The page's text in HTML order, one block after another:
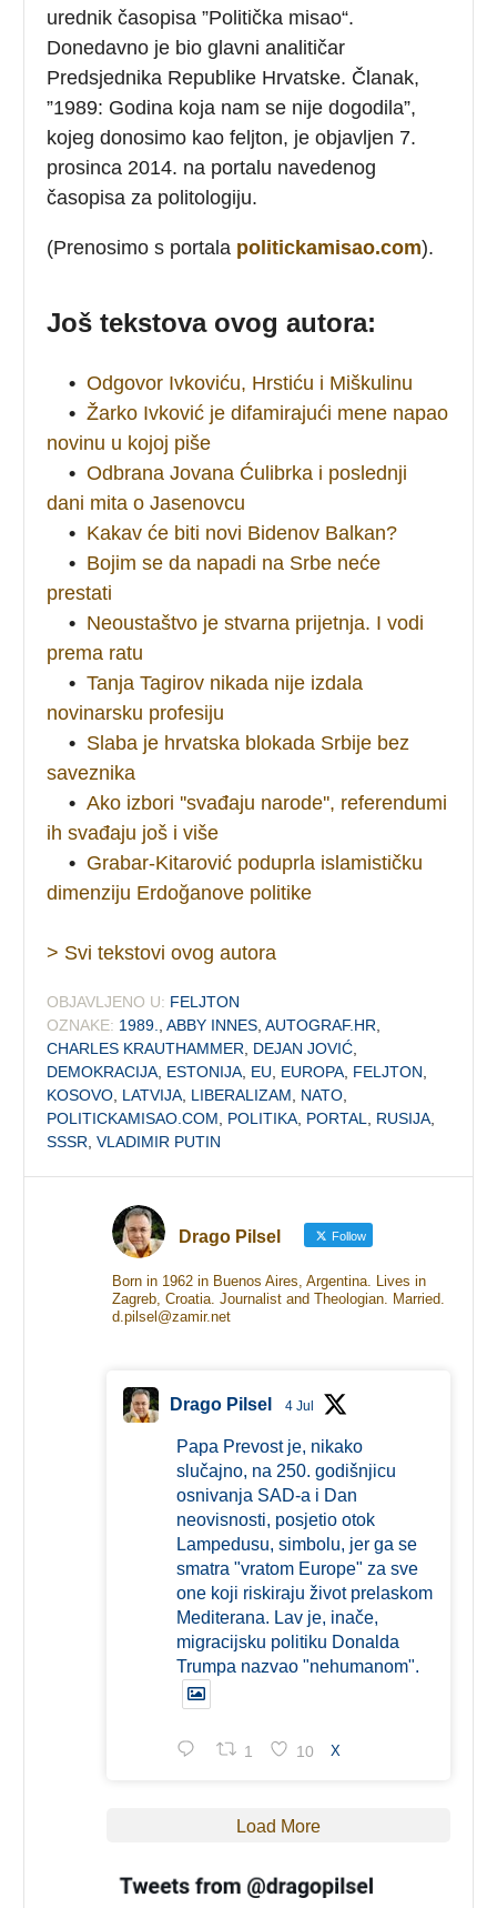
urednik časopisa ”Politička misao“.
Donedavno je bio glavni analitičar
Predsjednika Republike Hrvatske. Članak,
”1989: Godina koja nam se nije dogodila”,
kojeg donosimo kao feljton, je objavljen 7.
prosinca 2014. na portalu navedenog
časopisa za politologiju.
(Prenosimo s portala politickamisao.com).
Još tekstova ovog autora:
• Odgovor Ivkoviću, Hrstiću i Miškulinu
• Žarko Ivković je difamirajući mene napao
novinu u kojoj piše
• Odbrana Jovana Ćulibrka i poslednji
dani mita o Jasenovcu
• Kakav će biti novi Bidenov Balkan?
• Bojim se da napadi na Srbe neće
prestati
• Neoustaštvo je stvarna prijetnja. I vodi
prema ratu
• Tanja Tagirov nikada nije izdala
novinarsku profesiju
• Slaba je hrvatska blokada Srbije bez
saveznika
• Ako izbori ''svađaju narode'', referendumi
ih svađaju još i više
• Grabar-Kitarović poduprla islamističku
dimenziju Erdoğanove politike
> Svi tekstovi ovog autora
OBJAVLJENO U: FELJTON
OZNAKE: 1989. ,ABBY INNES ,AUTOGRAF.HR
CHARLES KRAUTHAMMER
DEJAN JOVIĆ
DEMOKRACIJA ESTONIJA EU EUROPA FELJTON
KOSOVO LATVIJA LIBERALIZAM NATO
POLITICKAMISAO.COM
POLITIKA PORTAL RUSIJA
SSSR ,VLADIMIR PUTIN
Drago Pilsel Follow
Born in 1962 in Buenos Aires, Argentina. Lives in
Zagreb, Croatia. Journalist and Theologian. Married.
d.pilsel@zamir.net
Drago Pilsel 4 Jul
Papa Prevost je, nikako
slučajno, na 250. godišnjicu
osnivanja SAD-a i Dan
neovisnosti, posjetio otok
Lampedusu, simbolu, jer ga se
smatra "vratom Europe" za sve
one koji riskiraju život prelaskom
Mediterana. Lav je, inače,
migracijsku politiku Donalda
Trumpa nazvao "nehumanom".
1 10 X
Load More